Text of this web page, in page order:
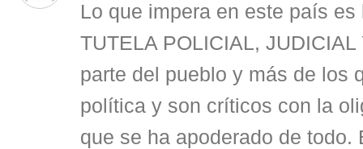
Lo que impera en este país es
TUTELA POLICIAL,
parte del pueblo y más de los
política y son críticos con la
que se ha apoderado de todo.